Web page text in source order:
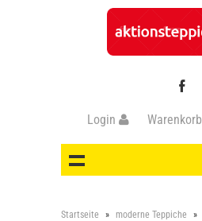
Login Warenkorb
Startseite » moderne Teppiche
»